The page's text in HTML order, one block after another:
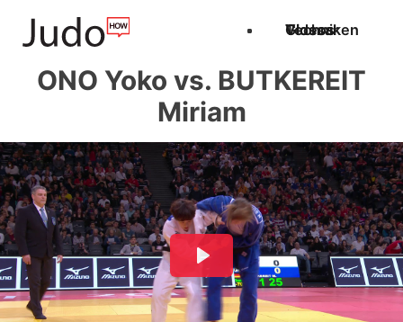
Techniken
Videos
Glossar
ONO Yoko vs. BUTKEREIT
Miriam